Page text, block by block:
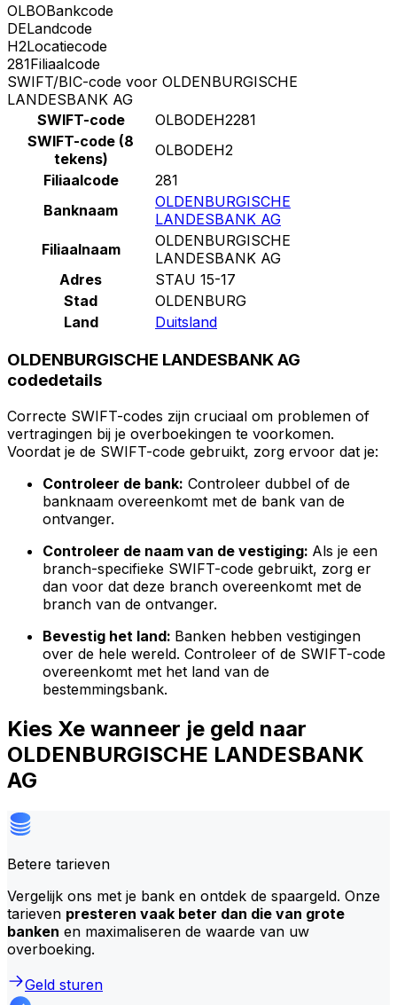
OLBOBankcode
DELandcode
H2Locatiecode
281Filiaalcode
SWIFT/BIC-code voor OLDENBURGISCHE
LANDESBANK AG
SWIFT-code
OLBODEH2281
SWIFT-code (8
tekens)
OLBODEH2
Filiaalcode
281
Banknaam
OLDENBURGISCHE
LANDESBANK AG
Filiaalnaam
OLDENBURGISCHE
LANDESBANK AG
Adres
STAU 15-17
Stad
OLDENBURG
Land
Duitsland
OLDENBURGISCHE LANDESBANK AG
codedetails
Correcte SWIFT-codes zijn cruciaal om problemen of
vertragingen bij je overboekingen te voorkomen.
Voordat je de SWIFT-code gebruikt, zorg ervoor dat je:
Controleer de bank: Controleer dubbel of de
banknaam overeenkomt met de bank van de
ontvanger.
Controleer de naam van de vestiging: Als je een
branch-specifieke SWIFT-code gebruikt, zorg er
dan voor dat deze branch overeenkomt met de
branch van de ontvanger.
Bevestig het land: Banken hebben vestigingen
over de hele wereld. Controleer of de SWIFT-code
overeenkomt met het land van de
bestemmingsbank.
Kies Xe wanneer je geld naar
OLDENBURGISCHE LANDESBANK
AG
Betere tarieven
Vergelijk ons met je bank en ontdek de spaargeld. Onze
tarieven presteren vaak beter dan die van grote
banken en maximaliseren de waarde van uw
overboeking.
Geld sturen